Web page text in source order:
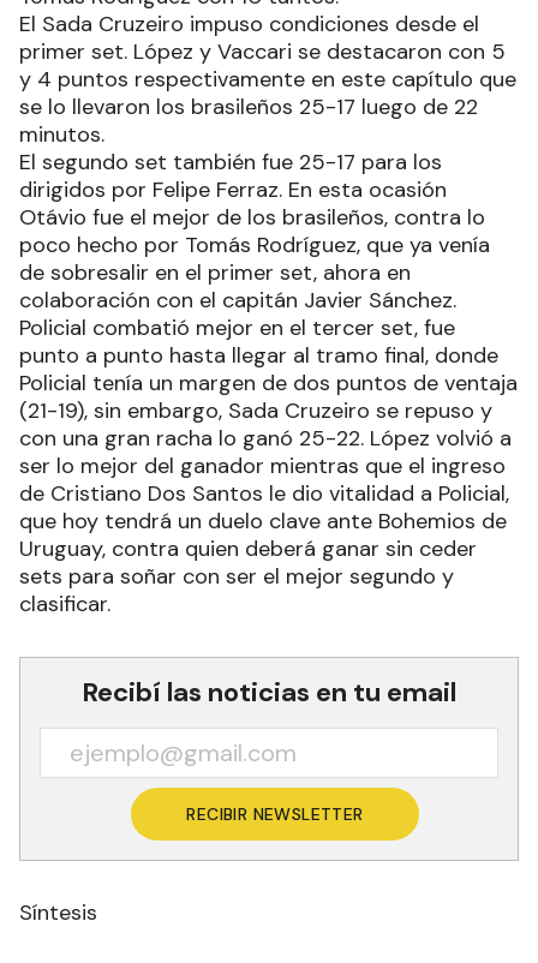
El Sada Cruzeiro impuso condiciones desde el
primer set. López y Vaccari se destacaron con 5
y 4 puntos respectivamente en este capítulo que
se lo llevaron los brasileños 25-17 luego de 22
minutos.
El segundo set también fue 25-17 para los
dirigidos por Felipe Ferraz. En esta ocasión
Otávio fue el mejor de los brasileños, contra lo
poco hecho por Tomás Rodríguez, que ya venía
de sobresalir en el primer set, ahora en
colaboración con el capitán Javier Sánchez.
Policial combatió mejor en el tercer set, fue
punto a punto hasta llegar al tramo final, donde
Policial tenía un margen de dos puntos de ventaja
(21-19), sin embargo, Sada Cruzeiro se repuso y
con una gran racha lo ganó 25-22. López volvió a
ser lo mejor del ganador mientras que el ingreso
de Cristiano Dos Santos le dio vitalidad a Policial,
que hoy tendrá un duelo clave ante Bohemios de
Uruguay, contra quien deberá ganar sin ceder
sets para soñar con ser el mejor segundo y
clasificar.
Recibí las noticias en tu email
RECIBIR NEWSLETTER
Síntesis